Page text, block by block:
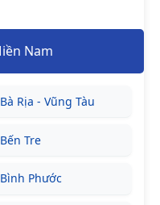
Nam
Bà Rịa - Vũng Tàu
Bến Tre
Bình Phước